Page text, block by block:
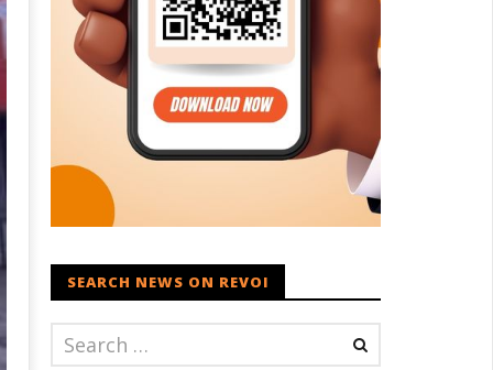
SEARCH NEWS ON REVOI